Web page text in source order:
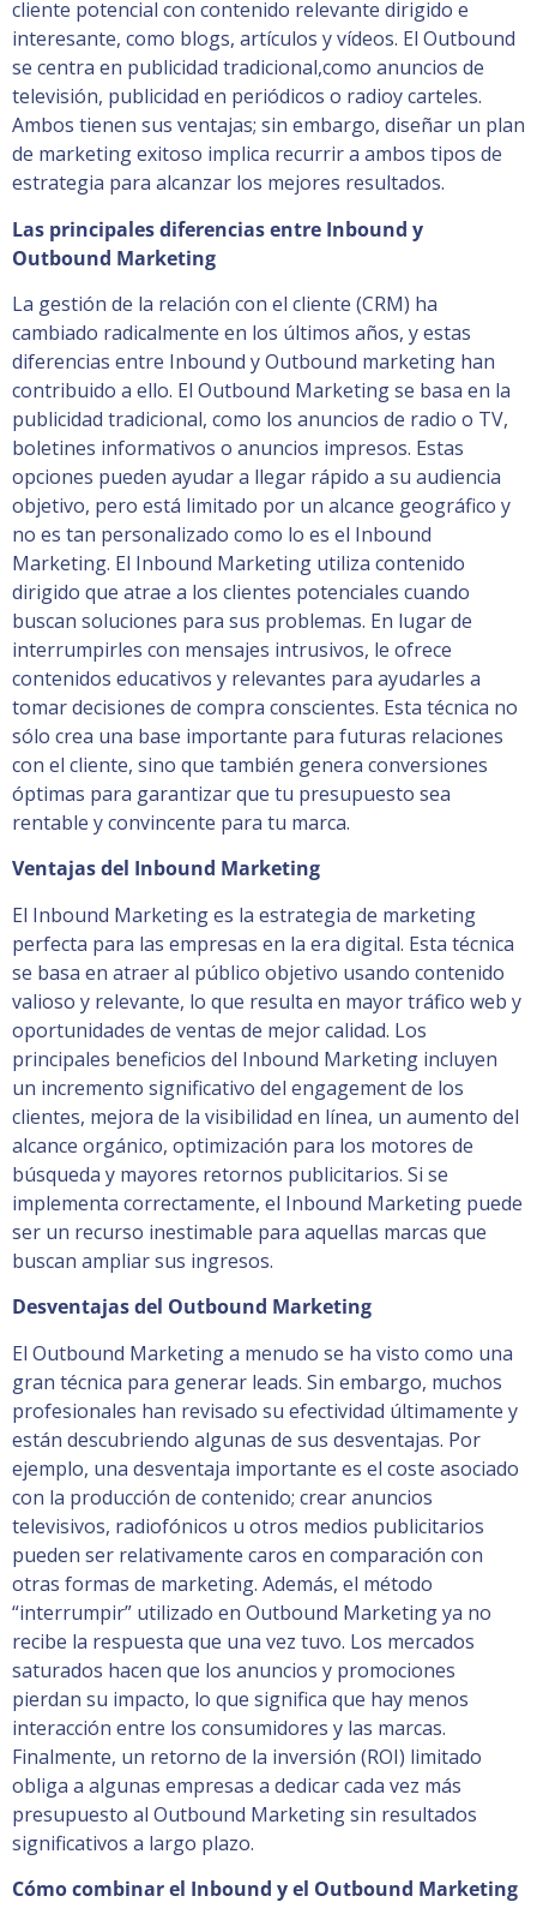
cliente potencial con contenido relevante dirigido e
interesante, como blogs, artículos y vídeos. El Outbound
se centra en publicidad tradicional,como anuncios de
televisión, publicidad en periódicos o radioy carteles.
Ambos tienen sus ventajas; sin embargo, diseñar un plan
de marketing exitoso implica recurrir a ambos tipos de
estrategia para alcanzar los mejores resultados.
Las principales diferencias entre Inbound y
Outbound Marketing
La gestión de la relación con el cliente (CRM) ha
cambiado radicalmente en los últimos años, y estas
diferencias entre Inbound y Outbound marketing han
contribuido a ello. El Outbound Marketing se basa en la
publicidad tradicional, como los anuncios de radio o TV,
boletines informativos o anuncios impresos. Estas
opciones pueden ayudar a llegar rápido a su audiencia
objetivo, pero está limitado por un alcance geográfico y
no es tan personalizado como lo es el Inbound
Marketing. El Inbound Marketing utiliza contenido
dirigido que atrae a los clientes potenciales cuando
buscan soluciones para sus problemas. En lugar de
interrumpirles con mensajes intrusivos, le ofrece
contenidos educativos y relevantes para ayudarles a
tomar decisiones de compra conscientes. Esta técnica no
sólo crea una base importante para futuras relaciones
con el cliente, sino que también genera conversiones
óptimas para garantizar que tu presupuesto sea
rentable y convincente para tu marca.
Ventajas del Inbound Marketing
El Inbound Marketing es la estrategia de marketing
perfecta para las empresas en la era digital. Esta técnica
se basa en atraer al público objetivo usando contenido
valioso y relevante, lo que resulta en mayor tráfico web y
oportunidades de ventas de mejor calidad. Los
principales beneficios del Inbound Marketing incluyen
un incremento significativo del engagement de los
clientes, mejora de la visibilidad en línea, un aumento del
alcance orgánico, optimización para los motores de
búsqueda y mayores retornos publicitarios. Si se
implementa correctamente, el Inbound Marketing puede
ser un recurso inestimable para aquellas marcas que
buscan ampliar sus ingresos.
Desventajas del Outbound Marketing
El Outbound Marketing a menudo se ha visto como una
gran técnica para generar leads. Sin embargo, muchos
profesionales han revisado su efectividad últimamente y
están descubriendo algunas de sus desventajas. Por
ejemplo, una desventaja importante es el coste asociado
con la producción de contenido; crear anuncios
televisivos, radiofónicos u otros medios publicitarios
pueden ser relativamente caros en comparación con
otras formas de marketing. Además, el método
“interrumpir” utilizado en Outbound Marketing ya no
recibe la respuesta que una vez tuvo. Los mercados
saturados hacen que los anuncios y promociones
pierdan su impacto, lo que significa que hay menos
interacción entre los consumidores y las marcas.
Finalmente, un retorno de la inversión (ROI) limitado
obliga a algunas empresas a dedicar cada vez más
presupuesto al Outbound Marketing sin resultados
significativos a largo plazo.
Cómo combinar el Inbound y el Outbound Marketing